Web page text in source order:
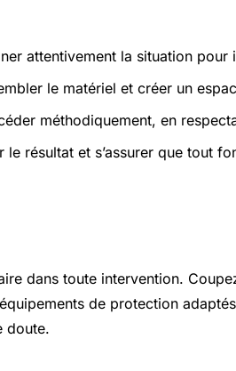
attentivement la situation pour
le matériel et créer un
méthodiquement, en
résultat et s’assurer que tout
dans toute intervention.
de protection
doute.